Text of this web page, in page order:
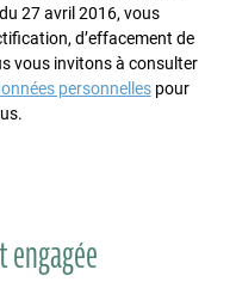
27 avril 2016, vous
d’effacement de
vous invitons à consulter
personnellespour